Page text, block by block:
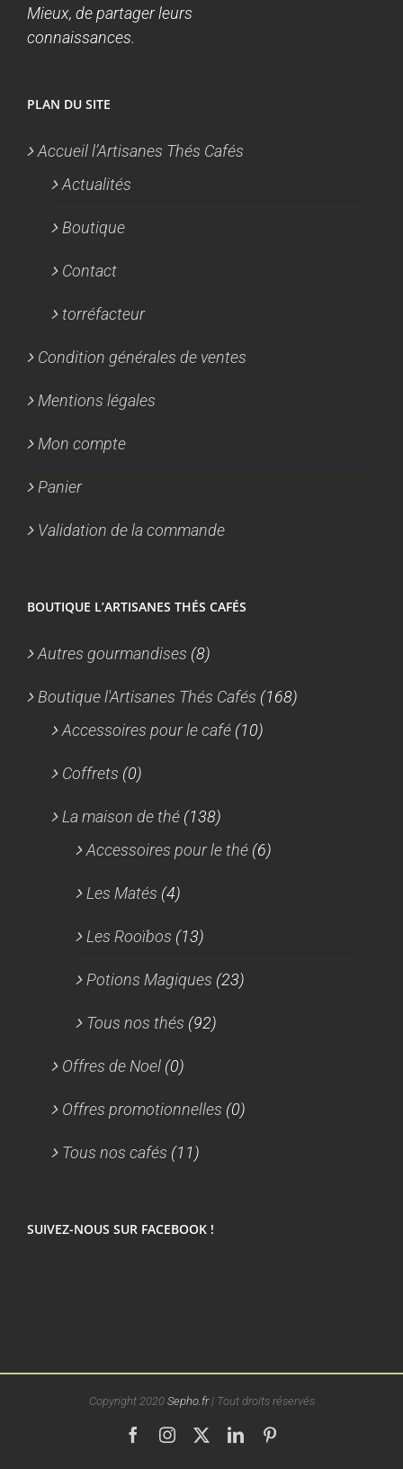
Mieux, de partager leurs
connaissances.
PLAN DU SITE
Accueil l’Artisanes Thés Cafés
Actualités
Boutique
Contact
torréfacteur
Condition générales de ventes
Mentions légales
Mon compte
Panier
Validation de la commande
BOUTIQUE L’ARTISANES THÉS CAFÉS
Autres gourmandises (8)
Boutique l'Artisanes Thés Cafés (168)
Accessoires pour le café (10)
Coffrets (0)
La maison de thé (138)
Accessoires pour le thé (6)
Les Matés (4)
Les Rooïbos (13)
Potions Magiques (23)
Tous nos thés (92)
Offres de Noel (0)
Offres promotionnelles (0)
Tous nos cafés (11)
SUIVEZ-NOUS SUR FACEBOOK !
Copyright 2020 Sepho.fr| Tout droits réservés
FacebookInstagram LinkedIn